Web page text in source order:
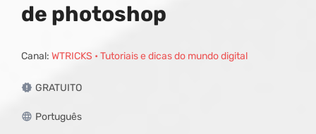
de photoshop
Canal: WTRICKS • Tutoriais e dicas do mundo digital
GRATUITO
Português